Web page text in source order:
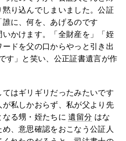
り込んでしまいました。公証
に、何を、あげるのです
かけます。「全財産を」「姪
ドを父の口からやっと引き出
す」と笑い、公正証書遺言が作
はギリギリだったみたいです
私しかおらず、私が父より先
なる甥・姪たちに遺留分 はな
、意思確認をおこなう公証人